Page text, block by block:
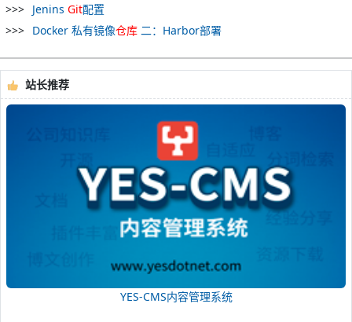
Jenins Git配置
Docker 私有镜像仓库 二：Harbor部署
站长推荐
YES-CMS内容管理系统